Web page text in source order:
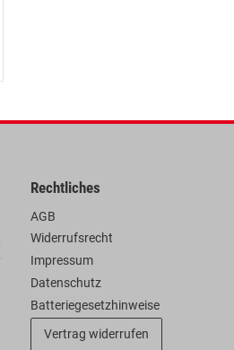
Rechtliches
AGB
Widerrufsrecht
Impressum
Datenschutz
Batteriegesetzhinweise
Vertrag widerrufen